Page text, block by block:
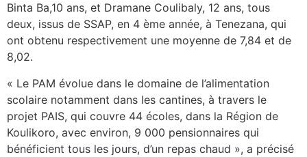
Binta Ba,10 ans, et Dramane Coulibaly, 12 ans, tous
deux, issus de SSAP, en 4 ème année, à Tenezana, qui
ont obtenu respectivement une moyenne de 7,84 et de
8,02.
« Le PAM évolue dans le domaine de l’alimentation
scolaire notamment dans les cantines, à travers le
projet PAIS, qui couvre 44 écoles, dans la Région de
Koulikoro, avec environ, 9 000 pensionnaires qui
bénéficient tous les jours, d’un repas chaud », a précisé